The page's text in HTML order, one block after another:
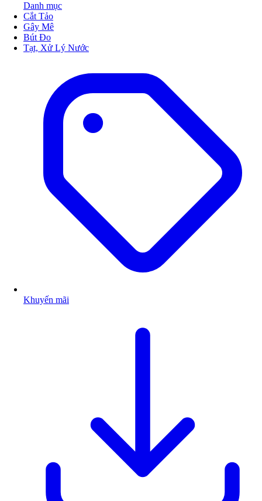
Danh mục
Cắt Tảo
Gây Mê
Bút Đo
Tạt, Xử Lý Nước
Khuyến mãi